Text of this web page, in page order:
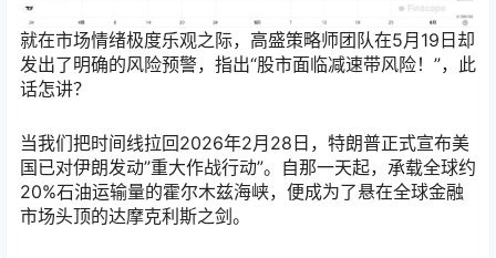
就在市场情绪极度乐观之际，高盛策略师团队在5月19日却
发出了明确的风险预警，指出“股市面临减速带风险！”，此
话怎讲？
当我们把时间线拉回2026年2月28日，特朗普正式宣布美
国已对伊朗发动”重大作战行动”。自那一天起，承载全球约
20%石油运输量的霍尔木兹海峡，便成为了悬在全球金融
市场头顶的达摩克利斯之剑。